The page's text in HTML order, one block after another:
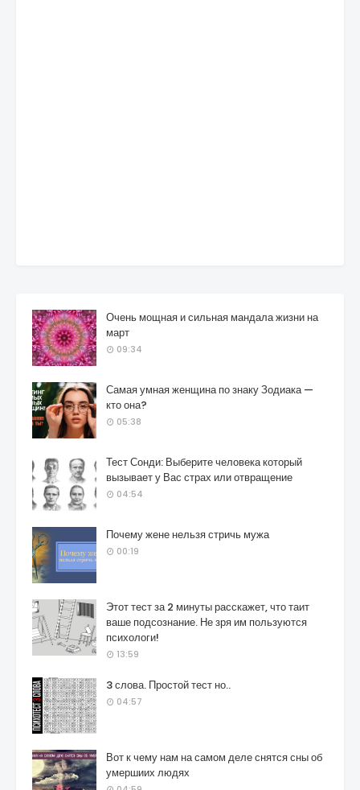
Очень мощная и сильная мандала жизни на
март
09:34
Самая умная женщина по знаку Зодиака —
кто она?
05:38
Тест Сонди: Выберите человека который
вызывает у Вас страх или отвращение
04:54
Почему жене нельзя стричь мужа
00:19
Этот тест за 2 минуты расскажет, что таит
ваше подсознание. Не зря им пользуются
психологи!
13:59
3 слова. Простой тест но..
04:57
Вот к чему нам на самом деле снятся сны об
умершиих людях